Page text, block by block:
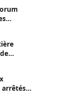
arrêtés à
le